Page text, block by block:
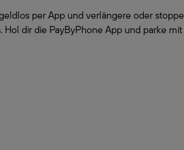
per App und verlängere oder stoppe
dir die PayByPhone App und parke mit